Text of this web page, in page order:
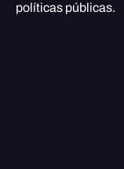
políticas públicas.